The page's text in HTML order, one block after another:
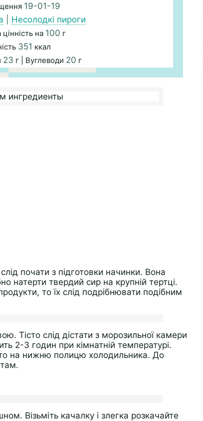
19-01-19
Несолодкі пироги
на 100 г
351 ккал
23 г | Вуглеводи 20 г
почати з підготовки начинки. Вона
натерти твердий сир на крупній тертці.
то їх слід подрібнювати подібним
Тісто слід дістати з морозильної камери
2-3 годин при кімнатній температурі.
на нижню полицю холодильника. До
Візьміть качалку і злегка розкачайте